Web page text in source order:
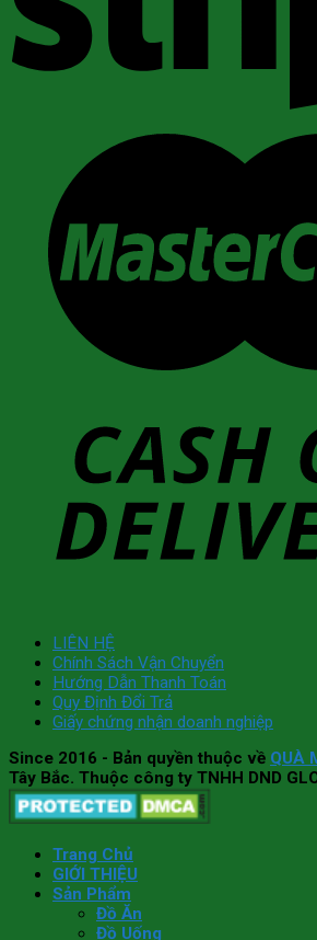
LIÊN HỆ
Chính Sách Vận Chuyển
Hướng Dẫn Thanh Toán
Quy Định Đổi Trả
Giấy chứng nhận doanh nghiệp
Since 2016 - Bản quyền thuộc về QUÀ
Tây Bắc. Thuộc công ty TNHH DND
Trang Chủ
GIỚI THIỆU
Sản Phẩm
Đồ Ăn
Đồ Uống